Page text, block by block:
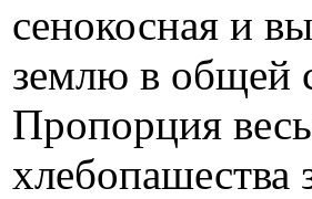
сенокосная и
землю в общей
Пропорция